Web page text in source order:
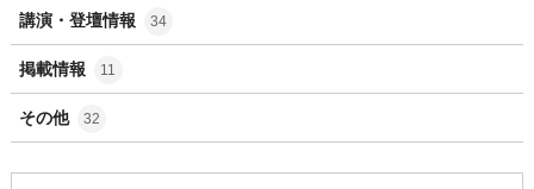
講演・登壇情報 34
掲載情報 11
その他 32